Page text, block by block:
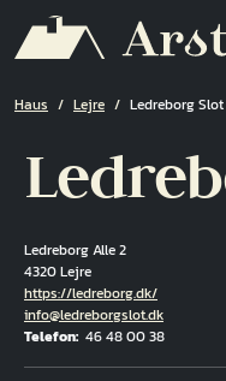
Pfadnavigation
Haus Lejre Ledreborg Slot
Ledreborg Alle 2
4320 Lejre
Hjemmeside
https://ledreborg.dk/
E-Mail
info@ledreborgslot.dk
Telefon 46 48 00 38